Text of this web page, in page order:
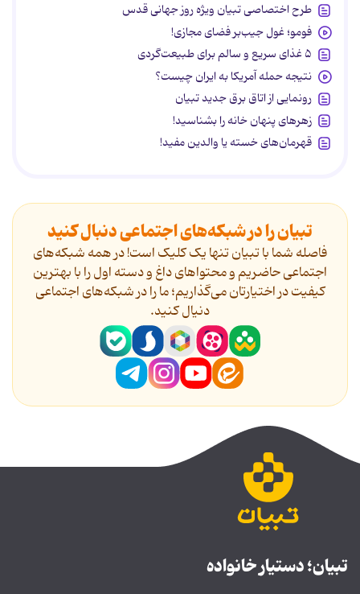
طرح اختصاصی تبیان ویژه روز جهانی قدس
فومو؛ غول جیب‌بر فضای مجازی!
۵ غذای سریع و سالم برای طبیعت‌گردی
نتیجه حمله آمریکا به ایران چیست؟
رونمایی از اتاق برق جدید تبیان
زهرهای پنهان خانه را بشناسید!
قهرمان‌های خسته یا والدین مفید!
تبیان را در شبکه‌های اجتماعی دنبال کنید
فاصله شما با تبیان تنها یک کلیک است! در همه شبکه‌های
اجتماعی حاضریم و محتواهای داغ و دسته اول را با بهترین
کیفیت در اختیارتان می‌گذاریم؛ ما را در شبکه‌های اجتماعی
دنیال کنید.
تبیان؛ دستیار خانواده